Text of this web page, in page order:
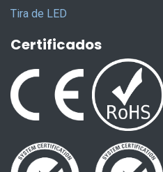
Tira de LED
Certificados